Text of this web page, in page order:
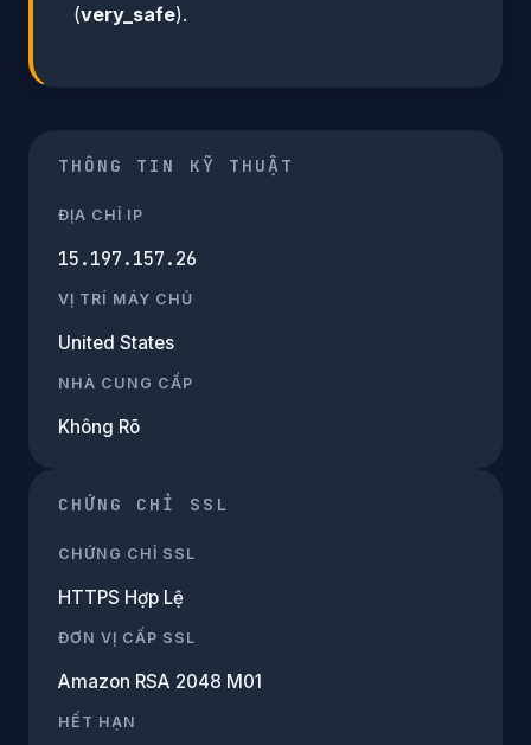
(very_safe).
THÔNG TIN KỸ THUẬT
ĐỊA CHỈ IP
15.197.157.26
VỊ TRÍ MÁY CHỦ
United States
NHÀ CUNG CẤP
Không Rõ
CHỨNG CHỈ SSL
CHỨNG CHỈ SSL
HTTPS Hợp Lệ
ĐƠN VỊ CẤP SSL
Amazon RSA 2048 M01
HẾT HẠN